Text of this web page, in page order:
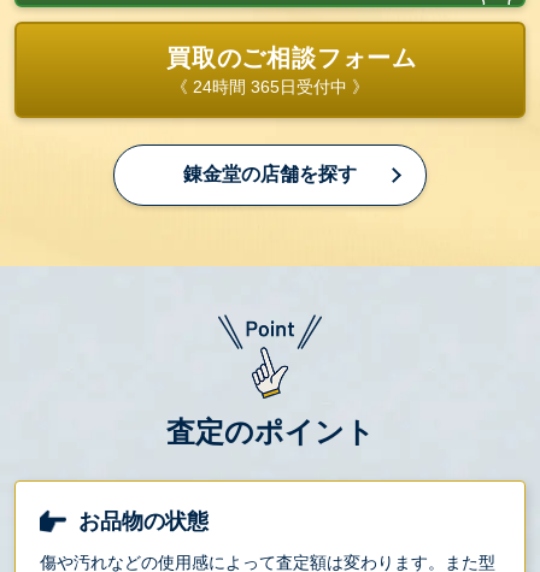
買取のご相談フォーム
《 24時間 365日受付中 》
錬金堂の店舗を探す
査定のポイント
お品物の状態
傷や汚れなどの使用感によって査定額は変わります。また型